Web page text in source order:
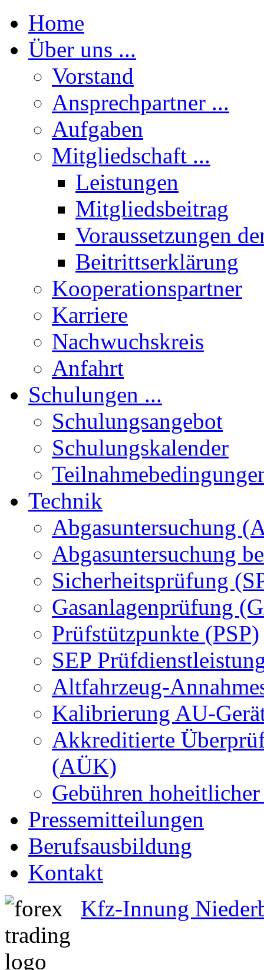
Home
Über uns ...
Vorstand
Ansprechpartner ...
Aufgaben
Mitgliedschaft ...
Leistungen
Mitgliedsbeitrag
Voraussetzungen
Beitrittserklärung
Kooperationspartner
Karriere
Nachwuchskreis
Anfahrt
Schulungen ...
Schulungsangebot
Schulungskalender
Technik
Abgasuntersuchung
Abgasuntersuchung
Sicherheitsprüfung
Gasanlagenprüfung
Prüfstützpunkte (PSP)
SEP
Altfahrzeug-
Kalibrierung AU-
Akkreditierte
(AÜK)
Gebühren
Pressemitteilungen
Berufsausbildung
Kontakt
Kfz-Innung